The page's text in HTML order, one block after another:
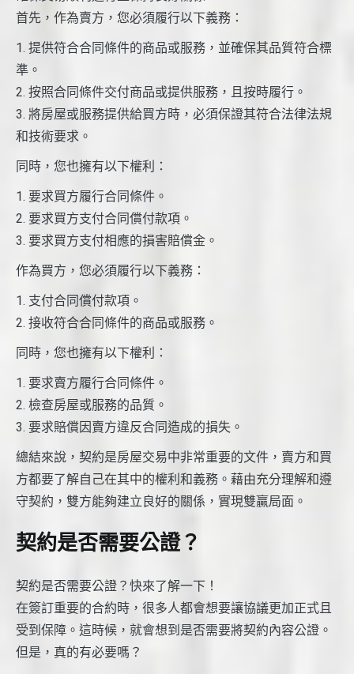
首先，作為賣方，您必須履行以下義務：
1. 提供符合合同條件的商品或服務，並確保其品質符合標
準。
2. 按照合同條件交付商品或提供服務，且按時履行。
3. 將房屋或服務提供給買方時，必須保證其符合法律法規
和技術要求。
同時，您也擁有以下權利：
1. 要求買方履行合同條件。
2. 要求買方支付合同償付款項。
3. 要求買方支付相應的損害賠償金。
作為買方，您必須履行以下義務：
1. 支付合同償付款項。
2. 接收符合合同條件的商品或服務。
同時，您也擁有以下權利：
1. 要求賣方履行合同條件。
2. 檢查房屋或服務的品質。
3. 要求賠償因賣方違反合同造成的損失。
總結來說，契約是房屋交易中非常重要的文件，賣方和買
方都要了解自己在其中的權利和義務。藉由充分理解和遵
守契約，雙方能夠建立良好的關係，實現雙贏局面。
契約是否需要公證？
契約是否需要公證？快來了解一下！
在簽訂重要的合約時，很多人都會想要讓協議更加正式且
受到保障。這時候，就會想到是否需要將契約內容公證。
但是，真的有必要嗎？